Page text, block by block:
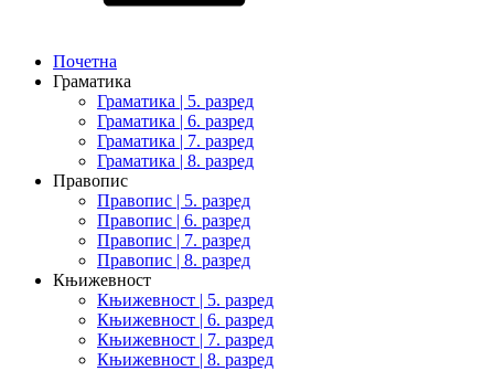
Почетна
Граматика
Граматика | 5. разред
Граматика | 6. разред
Граматика | 7. разред
Граматика | 8. разред
Правопис
Правопис | 5. разред
Правопис | 6. разред
Правопис | 7. разред
Правопис | 8. разред
Књижевност
Књижевност | 5. разред
Књижевност | 6. разред
Књижевност | 7. разред
Књижевност | 8. разред